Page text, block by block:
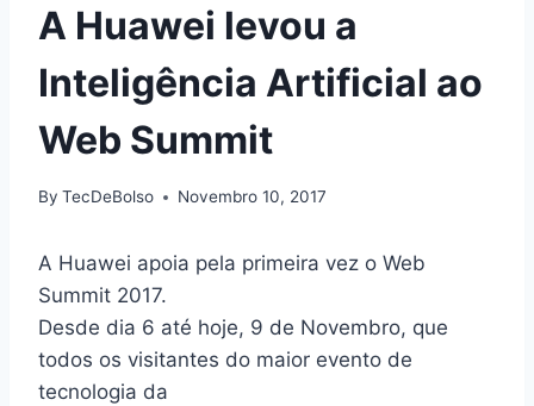
A Huawei levou a
Inteligência Artificial ao
Web Summit
By TecDeBolso Novembro 10, 2017
A Huawei apoia pela primeira vez o Web
Summit 2017.
Desde dia 6 até hoje, 9 de Novembro, que
todos os visitantes do maior evento de
tecnologia da